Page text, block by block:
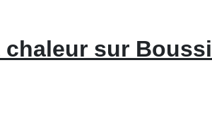
chaleur sur